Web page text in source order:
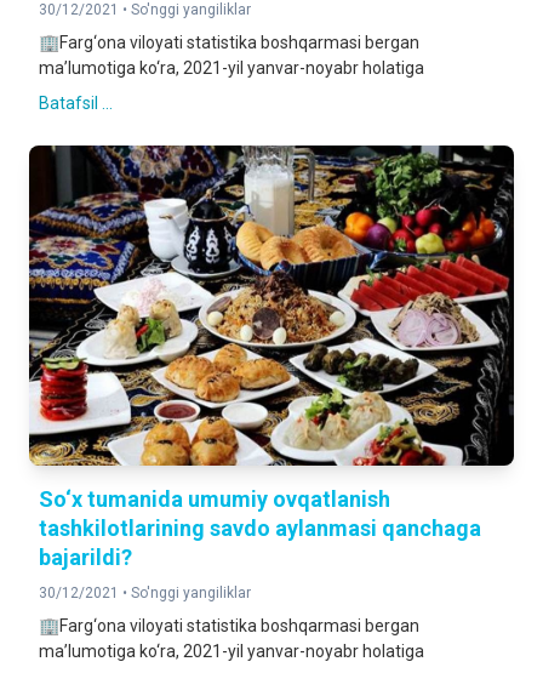
30/12/2021 • So'nggi yangiliklar
🏢Farg‘ona viloyati statistika boshqarmasi bergan
ma’lumotiga ko‘ra, 2021-yil yanvar-noyabr holatiga
Batafsil ...
So‘x tumanida umumiy ovqatlanish
tashkilotlarining savdo aylanmasi qanchaga
bajarildi?
30/12/2021 • So'nggi yangiliklar
🏢Farg‘ona viloyati statistika boshqarmasi bergan
ma’lumotiga ko‘ra, 2021-yil yanvar-noyabr holatiga